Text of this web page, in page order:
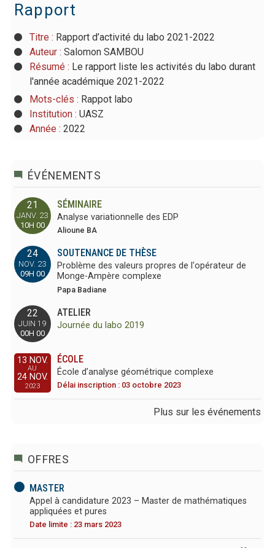
Rapport
Titre : Rapport d’activité du labo 2021-2022
Auteur : Salomon SAMBOU
Résumé : Le rapport liste les activités du labo durant
l'année académique 2021-2022
Mots-clés : Rappot labo
Institution : UASZ
Année : 2022
ÉVÉNEMENTS
21
JANV. 23
10H 00
SÉMINAIRE
Analyse variationnelle des EDP
Alioune BA
24
NOV. 23
09H 00
SOUTENANCE DE THÈSE
Problème des valeurs propres de l'opérateur de
Monge-Ampère complexe
Papa Badiane
22
JUIN 19
00H 00
ATELIER
Journée du labo 2019
13 NOV.
AU
24 NOV.
2023
ÉCOLE
École d’analyse géométrique complexe
Délai inscription : 03 octobre 2023
Plus sur les événements
OFFRES
MASTER
Appel à candidature 2023 – Master de mathématiques
appliquées et pures
Date limite : 23 mars 2023